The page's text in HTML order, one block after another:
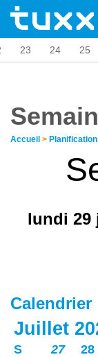
23 24 25
Accueil > Planification
lundi 29
Calendrier
Juillet
S 27 28